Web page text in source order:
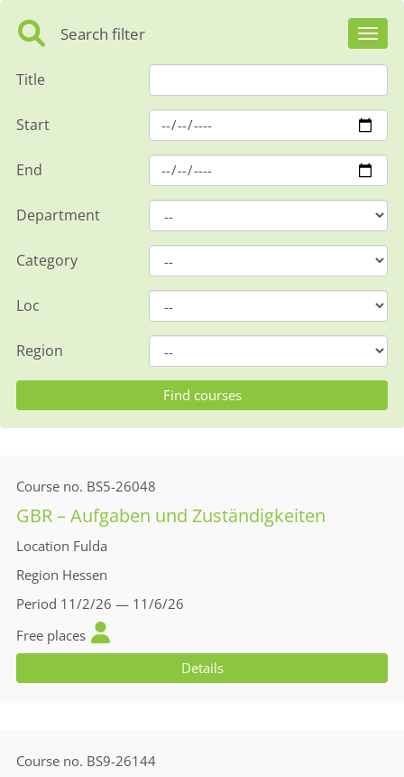
Search filter
Title
Start
End
Department
Category
Loc
Region
Course no. BS5-26048
GBR – Aufgaben und Zuständigkeiten
Location Fulda
Region Hessen
Period 11/2/26 — 11/6/26
Free places
Details
Course no. BS9-26144